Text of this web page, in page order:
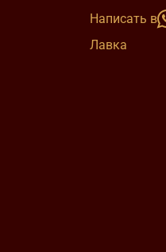
Написать в
Лавка